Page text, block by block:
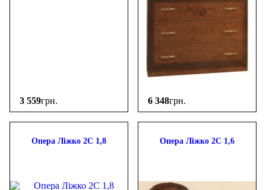
3 559грн. 6 348грн.
Опера Ліжко 2С 1,8 Опера Ліжко 2С 1,6